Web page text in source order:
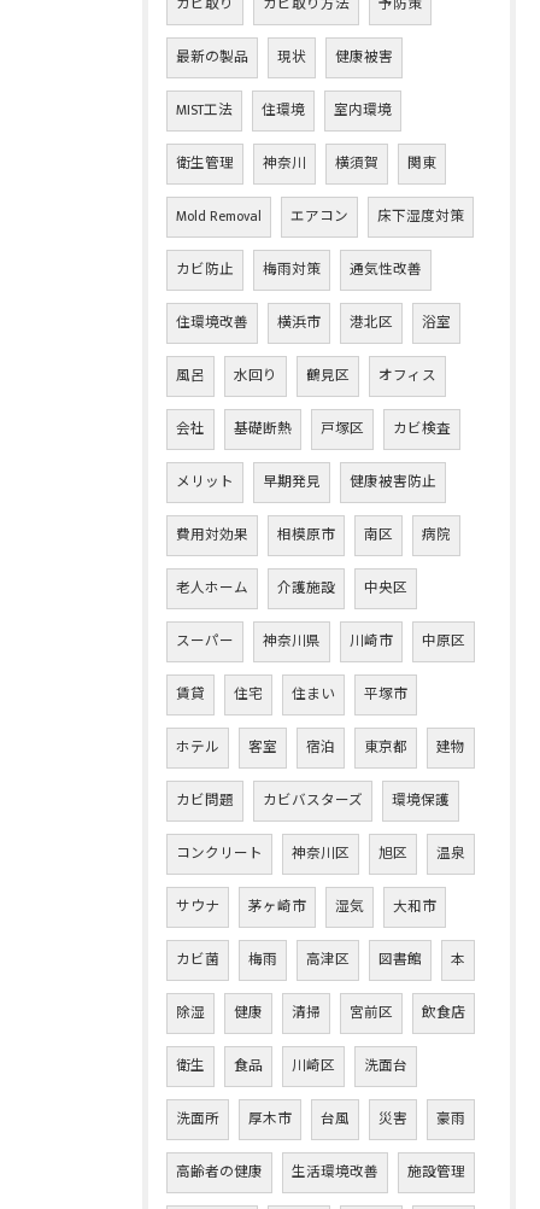
最新の製品 現状 健康被害
MIST工法 住環境 室内環境
衛生管理 神奈川 横須賀 関東
Mold Removal エアコン 床下湿度対策
カビ防止 梅雨対策 通気性改善
住環境改善 横浜市 港北区 浴室
風呂 水回り 鶴見区 オフィス
会社 基礎断熱 戸塚区 カビ検査
メリット 早期発見 健康被害防止
費用対効果 相模原市 南区 病院
老人ホーム 介護施設 中央区
スーパー 神奈川県 川崎市 中原区
賃貸 住宅 住まい 平塚市
ホテル 客室 宿泊 東京都 建物
カビ問題 カビバスターズ 環境保護
コンクリート 神奈川区 旭区 温泉
サウナ 茅ヶ崎市 湿気 大和市
カビ菌 梅雨 高津区 図書館 本
除湿 健康 清掃 宮前区 飲食店
衛生 食品 川崎区 洗面台
洗面所 厚木市 台風 災害 豪雨
高齢者の健康 生活環境改善 施設管理